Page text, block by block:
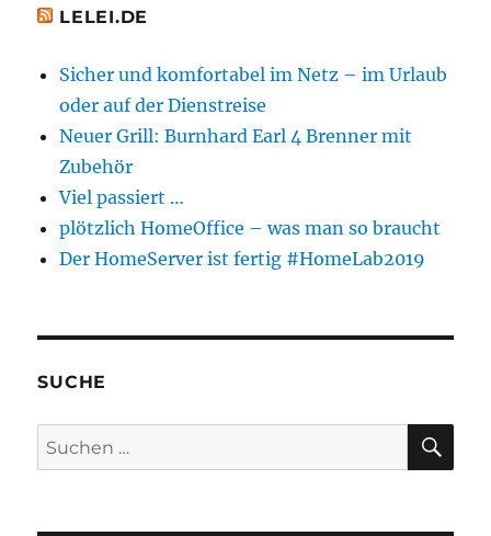
LELEI.DE
Sicher und komfortabel im Netz – im Urlaub
oder auf der Dienstreise
Neuer Grill: Burnhard Earl 4 Brenner mit
Zubehör
Viel passiert …
plötzlich HomeOffice – was man so braucht
Der HomeServer ist fertig #HomeLab2019
SUCHE
Suchen
nach: